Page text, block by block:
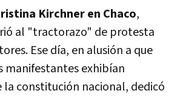
Kirchner en Chaco,
al "tractorazo" de protesta
Ese día, en alusión a que
manifestantes exhibían
la constitución nacional, dedicó